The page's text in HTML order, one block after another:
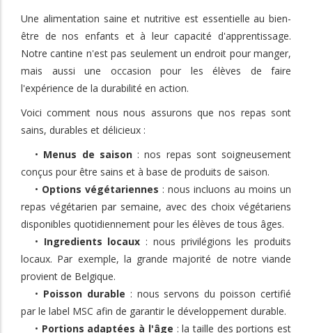
Une alimentation saine et nutritive est essentielle au bien-
être de nos enfants et à leur capacité d'apprentissage.
Notre cantine n'est pas seulement un endroit pour manger,
mais aussi une occasion pour les élèves de faire
l'expérience de la durabilité en action.
Voici comment nous nous assurons que nos repas sont
sains, durables et délicieux :
• Menus de saison: nos repas sont soigneusement
conçus pour être sains et à base de produits de saison.
• Options végétariennes : nous incluons au moins un
repas végétarien par semaine, avec des choix végétariens
disponibles quotidiennement pour les élèves de tous âges.
• Ingredients locaux : nous privilégions les produits
locaux. Par exemple, la grande majorité de notre viande
provient de Belgique.
• Poisson durable : nous servons du poisson certifié
par le label MSC afin de garantir le développement durable.
• Portions adaptées à l'âge : la taille des portions est